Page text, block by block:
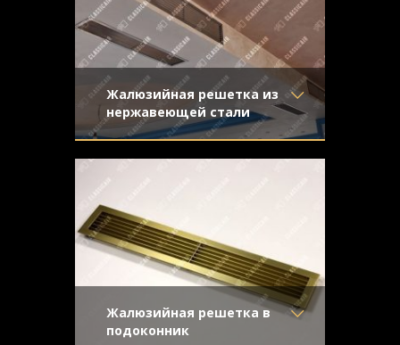
Жалюзийная решетка из
нержавеющей стали
Материал- Нержавеющая
сталь
нержавейка
Узор-
Конструкция- Жалюзи
направленная шлифовка
Жалюзийная решетка в
подоконник